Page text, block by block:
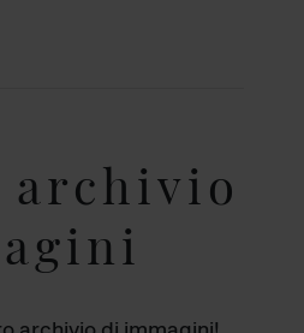
archivio